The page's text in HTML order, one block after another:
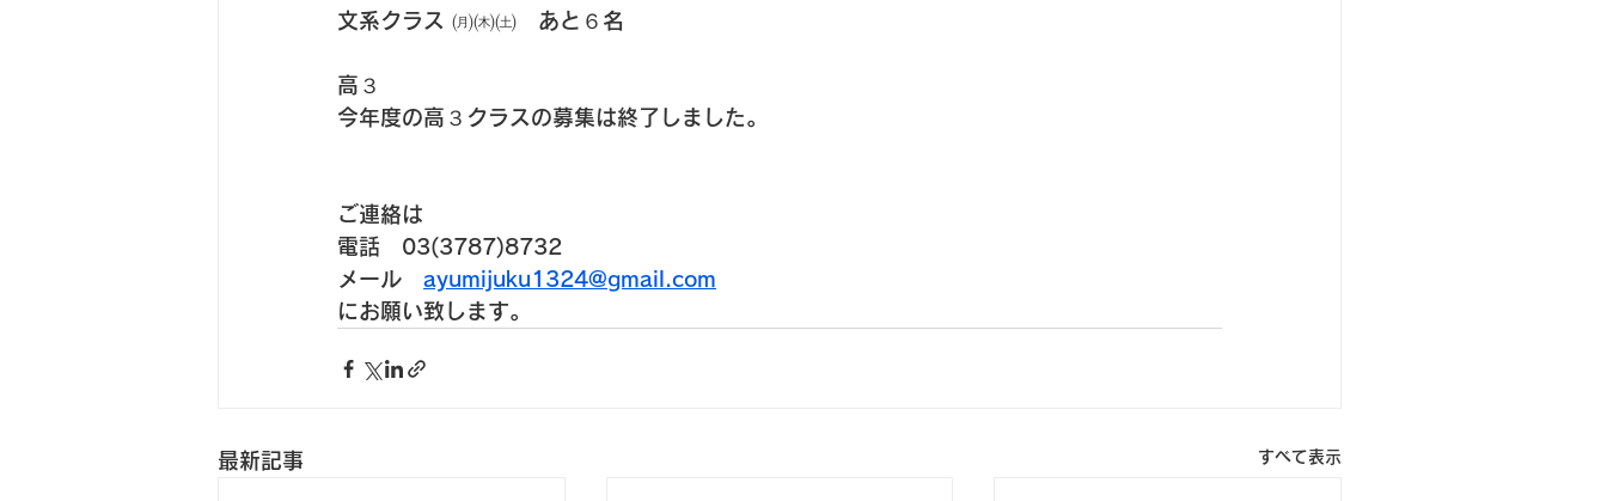
文系クラス ㈪㈭㈯　あと６名
高３
今年度の高３クラスの募集は終了しました。
ご連絡は
電話　03(3787)8732
メール ayumijuku1324@gmail.com
にお願い致します。
最新記事 すべて表示